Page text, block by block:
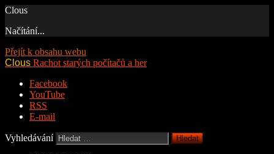
Clous
Načítání...
Přejít k obsahu webu
Clous Rachot starých počítačů a her
Facebook
YouTube
RSS
E-mail
Vyhledávání